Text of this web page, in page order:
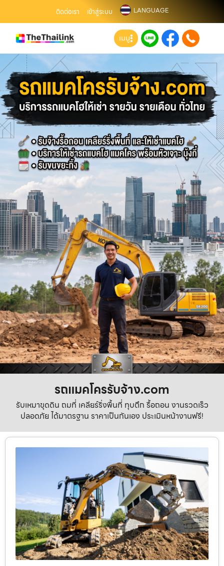
ติดต่อเรา เข้าสู่ระบบ LANGUAGE
เมนู
รถแมคโครรับจ้าง.com
รับเหมาขุดดิน ถมที่ เคลียร์ริ่งพื้นที่ ทุบตึก รื้อถอน งานรวดเร็ว
ปลอดภัย ได้มาตรฐาน ราคาเป็นกันเอง ประเมินหน้างานฟรี!